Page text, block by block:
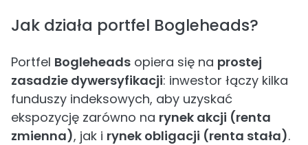
Jak działa portfel Bogleheads?
Portfel Bogleheads opiera się na prostej
zasadzie dywersyfikacji: inwestor łączy kilka
funduszy indeksowych, aby uzyskać
ekspozycję zarówno na rynek akcji (renta
zmienna), jak i rynek obligacji (renta stała).